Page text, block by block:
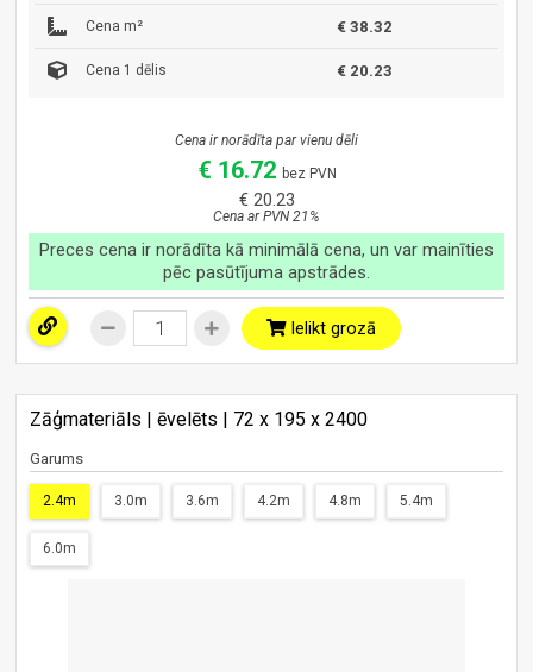
Cena m² € 38.32
Cena 1 dēlis € 20.23
Cena ir norādīta par vienu dēli
€ 16.72 bez PVN
€ 20.23
Cena ar PVN 21%
Preces cena ir norādīta kā minimālā cena, un var mainīties
pēc pasūtījuma apstrādes.
Ielikt grozā
Zāģmateriāls | ēvelēts | 72 x 195 x 2400
Garums
2.4m 3.0m 3.6m 4.2m 4.8m 5.4m
6.0m